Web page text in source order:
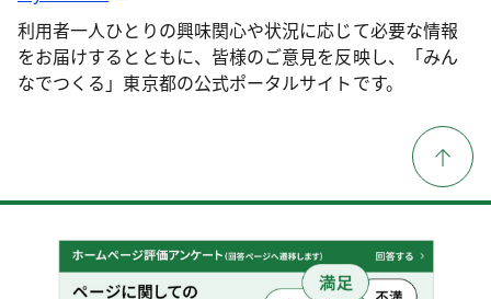
利用者一人ひとりの興味関心や状況に応じて必要な情報
をお届けするとともに、皆様のご意見を反映し、「みん
なでつくる」東京都の公式ポータルサイトです。